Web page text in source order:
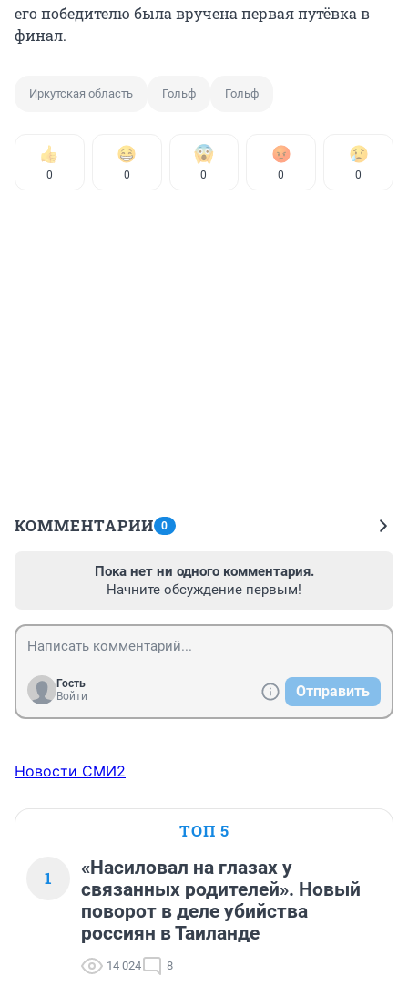
его победителю была вручена первая путёвка в
финал.
Иркутская область Гольф Гольф
0 0 0 0 0
КОММЕНТАРИИ 0
Пока нет ни одного комментария.
Начните обсуждение первым!
Гость
Войти
Отправить
Новости СМИ2
ТОП 5
1
«Насиловал на глазах у
связанных родителей». Новый
поворот в деле убийства
россиян в Таиланде
14 024 8